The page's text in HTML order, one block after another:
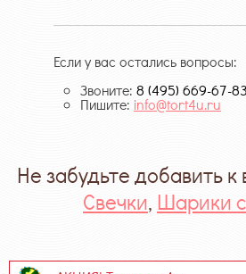
Если у вас остались вопросы:
Звоните: 8 (495) 669-67-83
Пишите: info@tort4u.ru
Не забудьте добавить к
Свечки, Шарики